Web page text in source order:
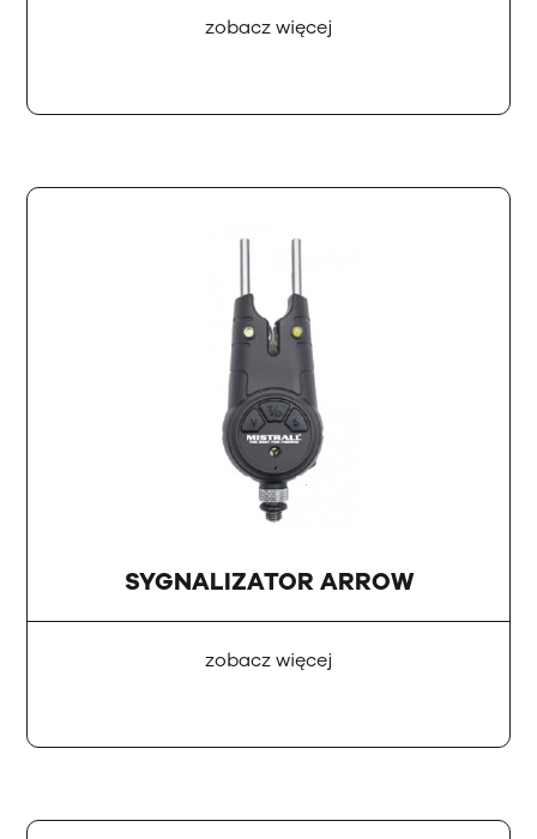
zobacz więcej
SYGNALIZATOR ARROW
zobacz więcej